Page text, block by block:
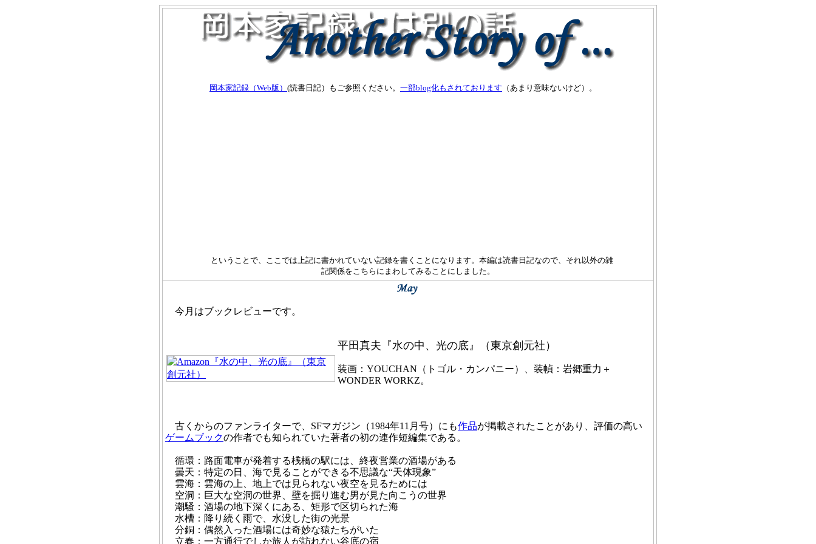
岡本家記録（Web版） (読書日記）もご参照ください。 一部blog化もされております （あまり意味ないけど）。
ということで、ここでは上記に書かれていない記録を書くことになります。本編は読書日記なので、それ以外の雑
記関係をこちらにまわしてみることにしました。
今月はブックレビューです。
平田真夫『水の中、光の底』（東京創元社）
装画：YOUCHAN（トゴル・カンパニー）、装幀：岩郷重力＋
WONDER WORKZ。
古くからのファンライターで、SFマガジン（1984年11月号）にも作品が掲載されたことがあり、評価の高い
ゲームブックの作者でも知られていた著者の初の連作短編集である。
循環：路面電車が発着する桟橋の駅には、終夜営業の酒場がある
曇天：特定の日、海で見ることができる不思議な“天体現象”
雲海：雲海の上、地上では見られない夜空を見るためには
空洞：巨大な空洞の世界、壁を掘り進む男が見た向こうの世界
潮騒：酒場の地下深くにある、矩形で区切られた海
水槽：降り続く雨で、水没した街の光景
分銅：偶然入った酒場には奇妙な猿たちがいた
立春：一方通行でしか旅人が訪れない谷底の宿